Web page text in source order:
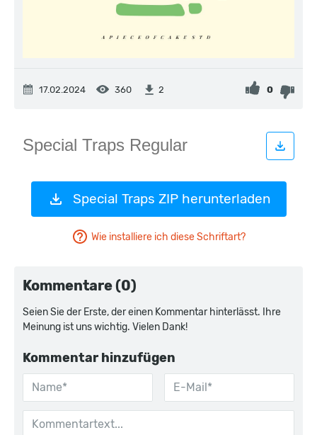
17.02.2024 360 2 0
Special Traps ZIP herunterladen
Wie installiere ich diese Schriftart?
Kommentare (0)
Seien Sie der Erste, der einen Kommentar hinterlässt. Ihre
Meinung ist uns wichtig. Vielen Dank!
Kommentar hinzufügen